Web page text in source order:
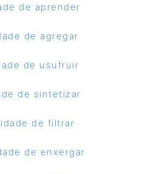
de aprender
de agregar
de usufruir
de sintetizar
de filtrar
de enxergar